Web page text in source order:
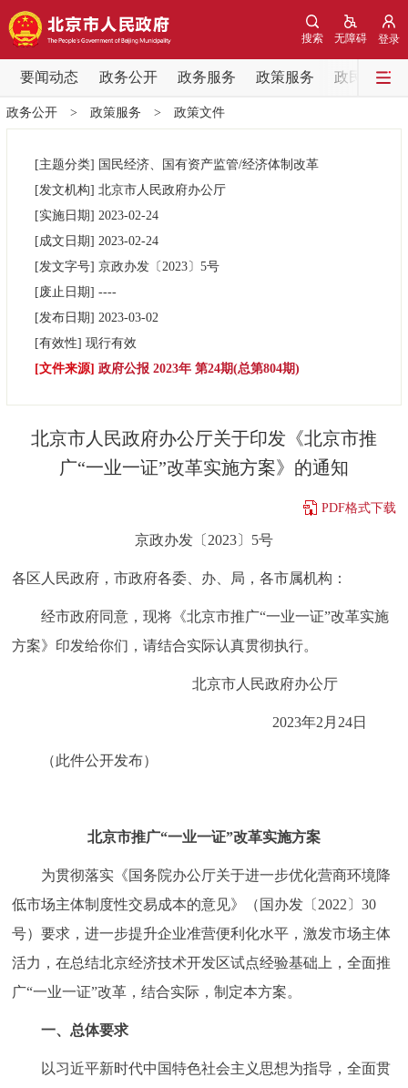
登录
无障碍
搜索
要闻动态 政务公开 政务服务 政策服务 政民互动
要闻动态
党中央精神 国务院信息
北京要闻 会议信息 部门动态
政务公开
市领导
政策兑现 政策解读
决策公开 专题公开
政务服务
便民服务 利企服务 投资项目
我要建议
北京概况 十六区概览 人文北京
绿色北京 图说北京 视频北京
多语种
DEUTSCH FRANÇAIS РУССКИЙ ЯЗЫК
政务公开> 政策服务 > 政策文件
[主题分类] 国民经济、国有资产监管/经济体制改革
[发文机构] 北京市人民政府办公厅
[实施日期] 2023-02-24
[成文日期] 2023-02-24
[发文字号] 京政办发〔2023〕 5号
[废止日期] ----
[发布日期] 2023-03-02
[有效性] 现行有效
[文件来源] 政府公报 2023年 第24期(总第804期)
北京市人民政府办公厅关于印发《北京市推
广“一业一证”改革实施方案》的通知
PDF格式下载
京政办发〔2023〕5号
各区人民政府，市政府各委、办、局，各市属机构：
经市政府同意，现将《北京市推广“一业一证”改革实施
方案》印发给你们，请结合实际认真贯彻执行。
北京市人民政府办公厅
2023年2月24日
（此件公开发布）
北京市推广“一业一证”改革实施方案
为贯彻落实《国务院办公厅关于进一步优化营商环境降
低市场主体制度性交易成本的意见》（国办发〔2022〕30
号）要求，进一步提升企业准营便利化水平，激发市场主体
活力，在总结北京经济技术开发区试点经验基础上，全面推
广“一业一证”改革，结合实际，制定本方案。
一、总体要求
以习近平新时代中国特色社会主义思想为指导，全面贯